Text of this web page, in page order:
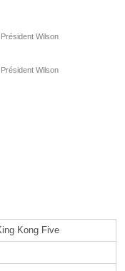
Wilson
Wilson
Kong Five